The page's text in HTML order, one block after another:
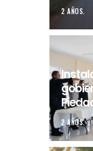
2 AÑOS.
2 AÑOS.